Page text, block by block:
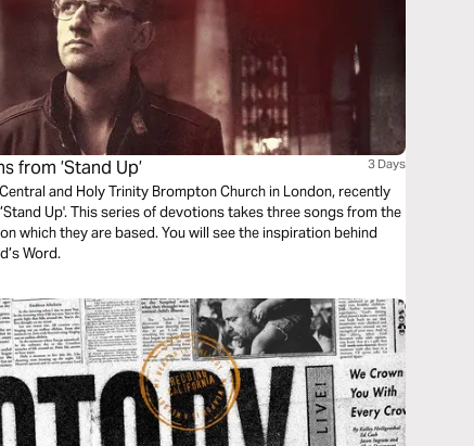
from ’Stand Up’ 3 Days
and Holy Trinity Brompton Church in London, recently
Up'. This series of devotions takes three songs from the
which they are based. You will see the inspiration behind
Word.